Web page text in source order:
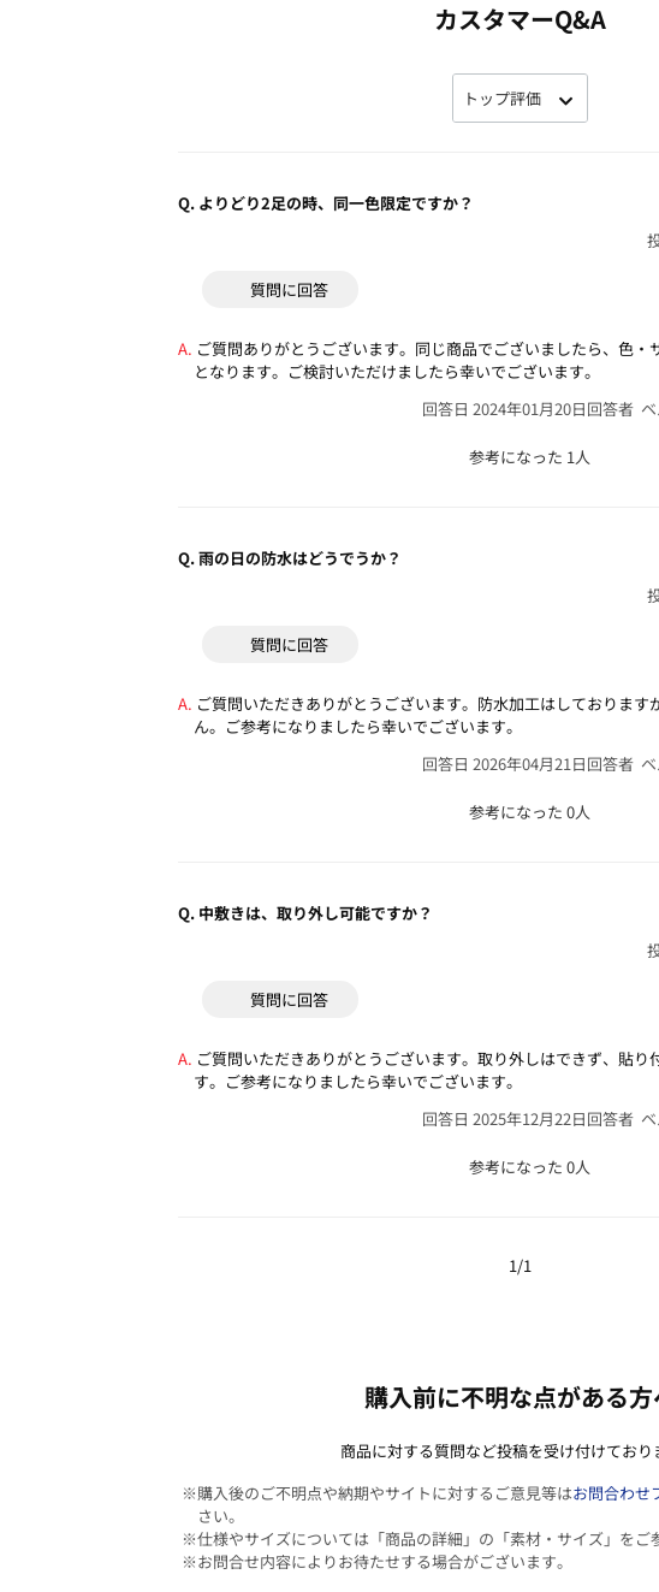
カスタマーQ&A
Q. よりどり2足の時、同一色限定ですか？
ご質問ありがとうございます。同じ商品でございましたら、色・
となります。ご検討いただけましたら幸いでございます。
回答者
回答日 2024年01月20日
参考になった 1人
質問に回答
Q.雨の日の防水はどうでうか？
ご質問いただきありがとうございます。防水加工はしております
ん。ご参考になりましたら幸いでございます。
回答者
回答日 2026年04月21日
参考になった 0人
質問に回答
Q. 中敷きは、取り外し可能ですか？
ご質問いただきありがとうございます。取り外しはできず、貼り
す。ご参考になりましたら幸いでございます。
回答者
回答日 2025年12月22日
参考になった 0人
質問に回答
1/1
購入前に不明な点がある方
商品に対する質問など投稿を受け付けており
※購入後のご不明点や納期やサイトに対するご意見等はお問合わせ
さい。
※仕様やサイズについては「商品の詳細」の「素材・サイズ」をご
※お問合せ内容によりお待たせする場合がございます。